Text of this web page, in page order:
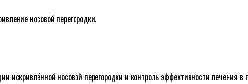
носовой перегородки.
искривлённой носовой перегородки и контроль эффективности лечения